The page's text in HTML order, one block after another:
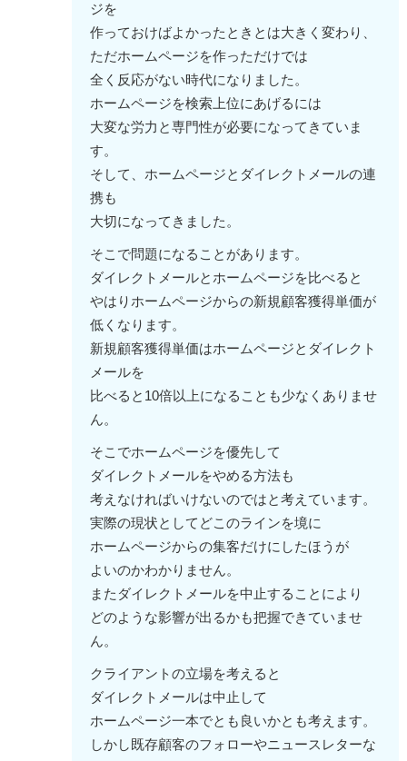
ジを
作っておけばよかったときとは大きく変わり、
ただホームページを作っただけでは
全く反応がない時代になりました。
ホームページを検索上位にあげるには
大変な労力と専門性が必要になってきていま
す。
そして、ホームページとダイレクトメールの連
携も
大切になってきました。
そこで問題になることがあります。
ダイレクトメールとホームページを比べると
やはりホームページからの新規顧客獲得単価が
低くなります。
新規顧客獲得単価はホームページとダイレクト
メールを
比べると10倍以上になることも少なくありませ
ん。
そこでホームページを優先して
ダイレクトメールをやめる方法も
考えなければいけないのではと考えています。
実際の現状としてどこのラインを境に
ホームページからの集客だけにしたほうが
よいのかわかりません。
またダイレクトメールを中止することにより
どのような影響が出るかも把握できていませ
ん。
クライアントの立場を考えると
ダイレクトメールは中止して
ホームページ一本でとも良いかとも考えます。
しかし既存顧客のフォローやニュースレターな